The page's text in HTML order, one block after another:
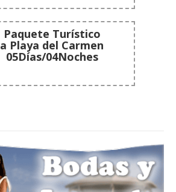
Paquete Turístico
a Playa del Carmen
05Días/04Noches